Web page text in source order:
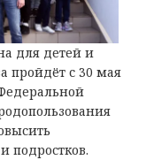
для детей и
пройдёт с 30 мая
подростков.